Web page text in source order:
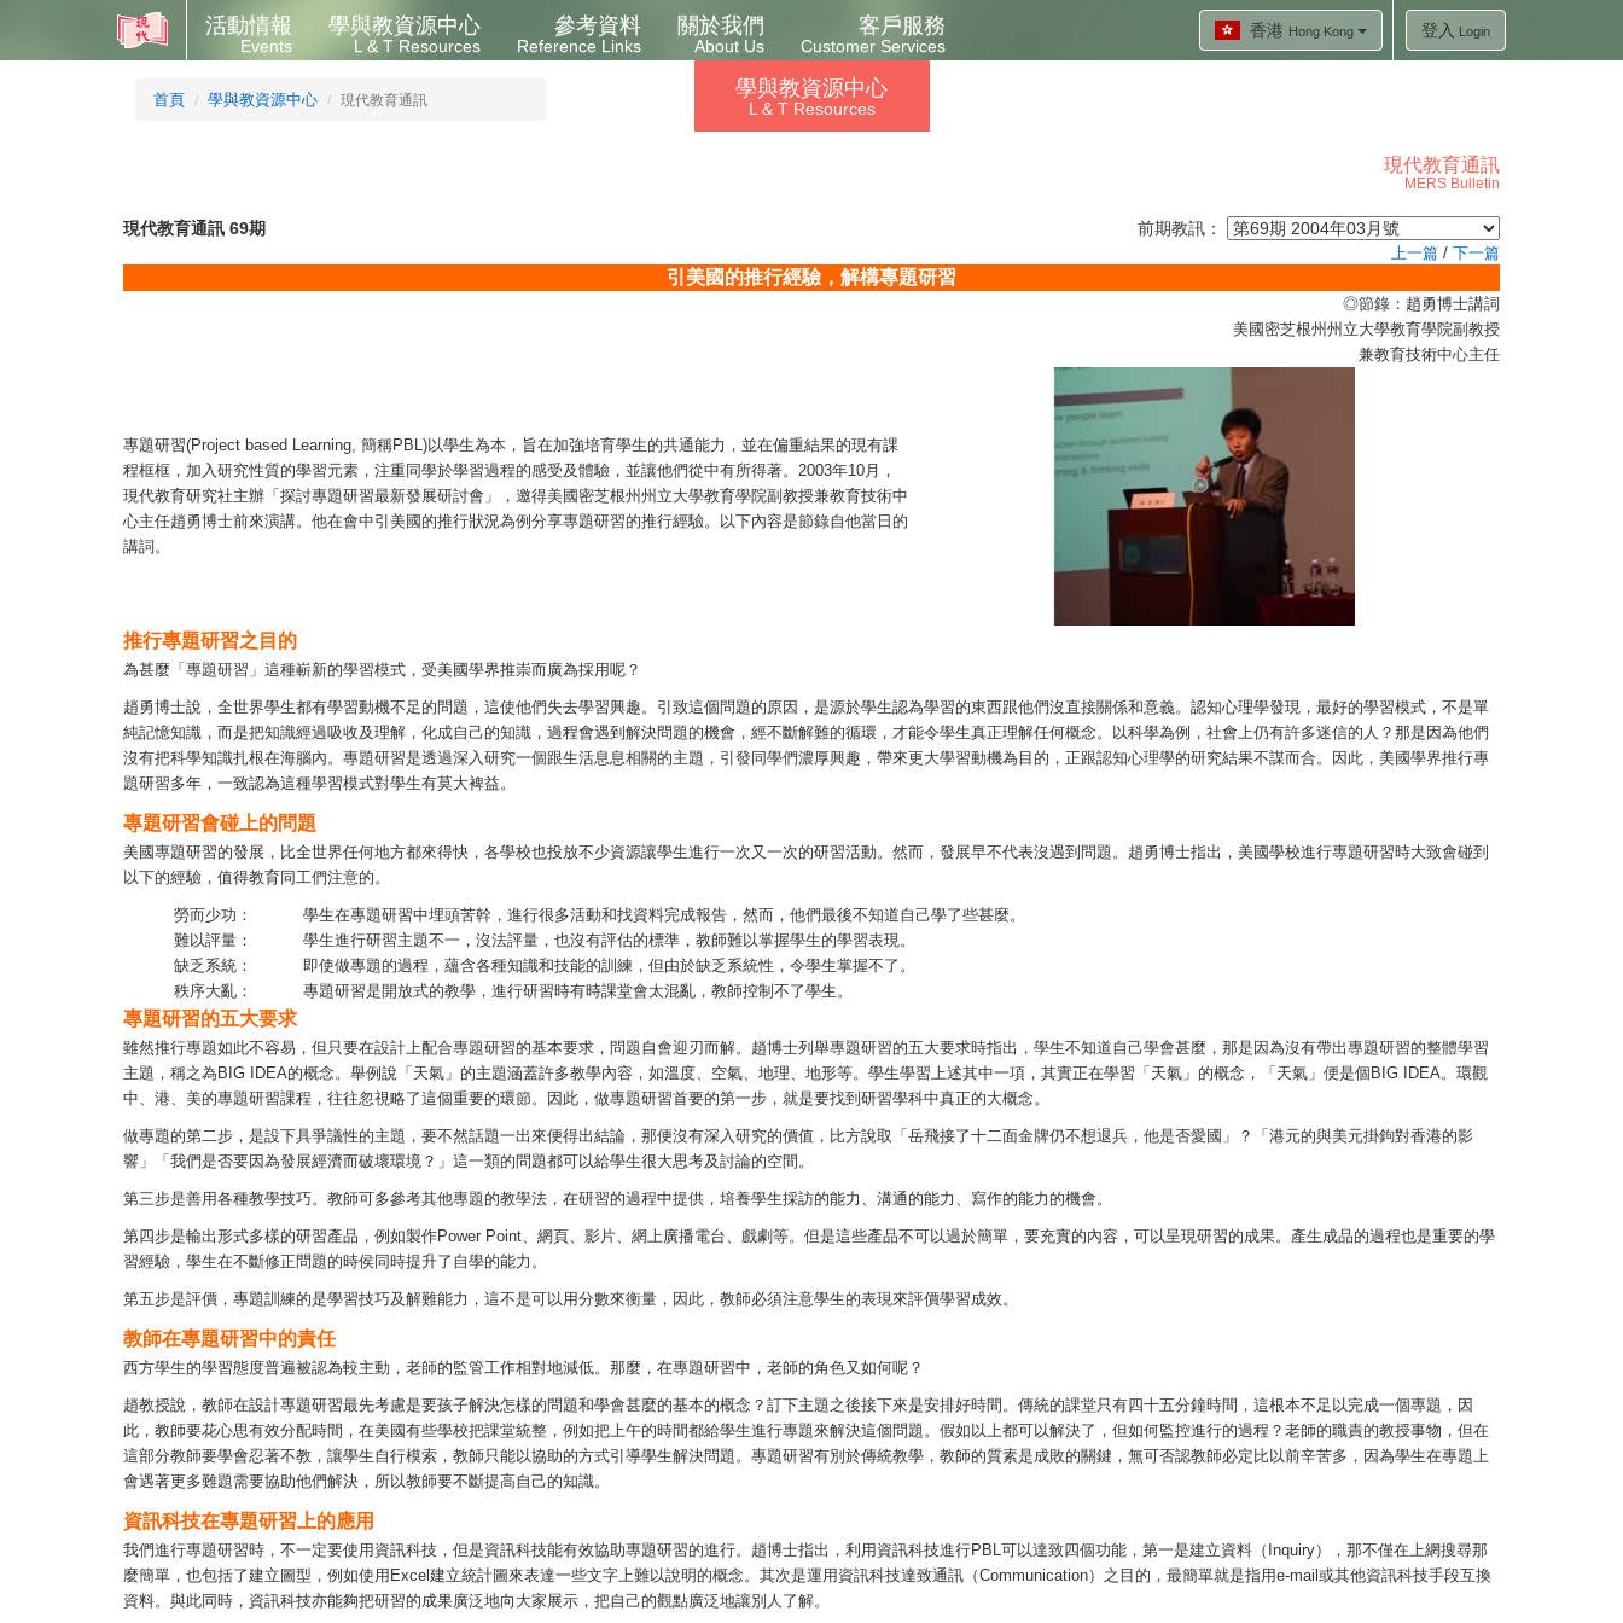
香港 Hong Kong 登入 Login
活動情報
Events
學與教資源中心
L & T Resources
參考資料
Reference Links
關於我們
About Us
客戶服務
Customer Services
首頁 學與教資源中心 現代教育通訊 學與教資源中心
L & T Resources
現代教育通訊
MERS Bulletin
現代教育通訊 69期 前期教訊：
上一篇 / 下一篇
引美國的推行經驗，解構專題研習
◎節錄：趙勇博士講詞
美國密芝根州州立大學教育學院副教授
兼教育技術中心主任
專題研習(Project based Learning, 簡稱PBL)以學生為本，旨在加強培育學生的共通能力，並在偏重結果的現有課
程框框，加入研究性質的學習元素，注重同學於學習過程的感受及體驗，並讓他們從中有所得著。2003年10月，
現代教育研究社主辦「探討專題研習最新發展研討會」，邀得美國密芝根州州立大學教育學院副教授兼教育技術中
心主任趙勇博士前來演講。他在會中引美國的推行狀況為例分享專題研習的推行經驗。以下內容是節錄自他當日的
講詞。
推行專題研習之目的
為甚麼「專題研習」這種嶄新的學習模式，受美國學界推崇而廣為採用呢？
趙勇博士說，全世界學生都有學習動機不足的問題，這使他們失去學習興趣。引致這個問題的原因，是源於學生認為學習的東西跟他們沒直接關係和意義。認知心理學發現，最好的學習模式，不是單
純記憶知識，而是把知識經過吸收及理解，化成自己的知識，過程會遇到解決問題的機會，經不斷解難的循環，才能令學生真正理解任何概念。以科學為例，社會上仍有許多迷信的人？那是因為他們
沒有把科學知識扎根在海腦內。專題研習是透過深入研究一個跟生活息息相關的主題，引發同學們濃厚興趣，帶來更大學習動機為目的，正跟認知心理學的研究結果不謀而合。因此，美國學界推行專
題研習多年，一致認為這種學習模式對學生有莫大裨益。
專題研習會碰上的問題
美國專題研習的發展，比全世界任何地方都來得快，各學校也投放不少資源讓學生進行一次又一次的研習活動。然而，發展早不代表沒遇到問題。趙勇博士指出，美國學校進行專題研習時大致會碰到
以下的經驗，值得教育同工們注意的。
勞而少功：
學生在專題研習中埋頭苦幹，進行很多活動和找資料完成報告，然而，他們最後不知道自己學了些甚麼。
難以評量：
學生進行研習主題不一，沒法評量，也沒有評估的標準，教師難以掌握學生的學習表現。
缺乏系統：
即使做專題的過程，蘊含各種知識和技能的訓練，但由於缺乏系統性，令學生掌握不了。
秩序大亂：
專題研習是開放式的教學，進行研習時有時課堂會太混亂，教師控制不了學生。
專題研習的五大要求
雖然推行專題如此不容易，但只要在設計上配合專題研習的基本要求，問題自會迎刃而解。趙博士列舉專題研習的五大要求時指出，學生不知道自己學會甚麼，那是因為沒有帶出專題研習的整體學習
主題，稱之為BIG IDEA的概念。舉例說「天氣」的主題涵蓋許多教學內容，如溫度、空氣、地理、地形等。學生學習上述其中一項，其實正在學習「天氣」的概念，「天氣」便是個BIG IDEA。環觀
中、港、美的專題研習課程，往往忽視略了這個重要的環節。因此，做專題研習首要的第一步，就是要找到研習學科中真正的大概念。
做專題的第二步，是設下具爭議性的主題，要不然話題一出來便得出結論，那便沒有深入研究的價值，比方說取「岳飛接了十二面金牌仍不想退兵，他是否愛國」？「港元的與美元掛鉤對香港的影
響」「我們是否要因為發展經濟而破壞環境？」這一類的問題都可以給學生很大思考及討論的空間。
第三步是善用各種教學技巧。教師可多參考其他專題的教學法，在研習的過程中提供，培養學生採訪的能力、溝通的能力、寫作的能力的機會。
第四步是輸出形式多樣的研習產品，例如製作Power Point、網頁、影片、網上廣播電台、戲劇等。但是這些產品不可以過於簡單，要充實的內容，可以呈現研習的成果。產生成品的過程也是重要的學
習經驗，學生在不斷修正問題的時侯同時提升了自學的能力。
第五步是評價，專題訓練的是學習技巧及解難能力，這不是可以用分數來衡量，因此，教師必須注意學生的表現來評價學習成效。
教師在專題研習中的責任
西方學生的學習態度普遍被認為較主動，老師的監管工作相對地減低。那麼，在專題研習中，老師的角色又如何呢？
趙教授說，教師在設計專題研習最先考慮是要孩子解決怎樣的問題和學會甚麼的基本的概念？訂下主題之後接下來是安排好時間。傳統的課堂只有四十五分鐘時間，這根本不足以完成一個專題，因
此，教師要花心思有效分配時間，在美國有些學校把課堂統整，例如把上午的時間都給學生進行專題來解決這個問題。假如以上都可以解決了，但如何監控進行的過程？老師的職責的教授事物，但在
這部分教師要學會忍著不教，讓學生自行模索，教師只能以協助的方式引導學生解決問題。專題研習有別於傳統教學，教師的質素是成敗的關鍵，無可否認教師必定比以前辛苦多，因為學生在專題上
會遇著更多難題需要協助他們解決，所以教師要不斷提高自己的知識。
資訊科技在專題研習上的應用
我們進行專題研習時，不一定要使用資訊科技，但是資訊科技能有效協助專題研習的進行。趙博士指出，利用資訊科技進行PBL可以達致四個功能，第一是建立資料（Inquiry），那不僅在上網搜尋那
麼簡單，也包括了建立圖型，例如使用Excel建立統計圖來表達一些文字上難以說明的概念。其次是運用資訊科技達致通訊（Communication）之目的，最簡單就是指用e-mail或其他資訊科技手段互換
資料。與此同時，資訊科技亦能夠把研習的成果廣泛地向大家展示，把自己的觀點廣泛地讓別人了解。